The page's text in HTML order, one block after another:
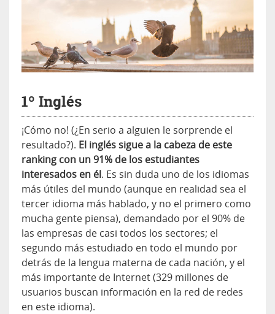
1º Inglés
¡Cómo no! (¿En serio a alguien le sorprende el
resultado?). El inglés sigue a la cabeza de este
ranking con un 91% de los estudiantes
interesados en él. Es sin duda uno de los idiomas
más útiles del mundo (aunque en realidad sea el
tercer idioma más hablado, y no el primero como
mucha gente piensa), demandado por el 90% de
las empresas de casi todos los sectores; el
segundo más estudiado en todo el mundo por
detrás de la lengua materna de cada nación, y el
más importante de Internet (329 millones de
usuarios buscan información en la red de redes
en este idioma).